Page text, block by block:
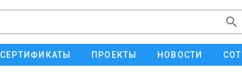
СЕРТИФИКАТЫ ПРОЕКТЫ НОВОСТИ